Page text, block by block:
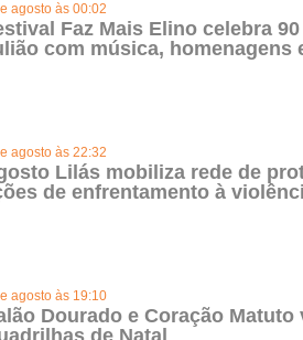
agosto às 00:02
Faz Mais Elino celebra
com música, homenagens
agosto às 22:32
Lilás mobiliza rede de
de enfrentamento à
agosto às 19:10
Dourado e Coração Matuto
de Natal